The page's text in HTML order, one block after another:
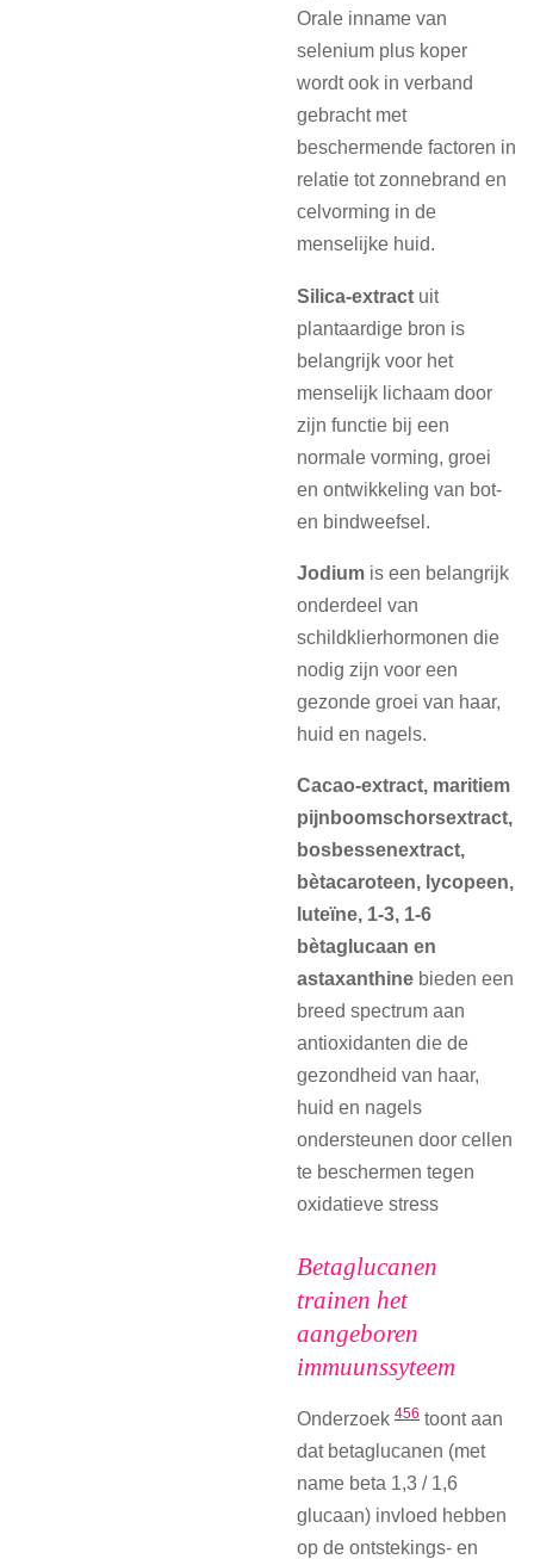
Orale inname van
selenium plus koper
wordt ook in verband
gebracht met
beschermende factoren in
relatie tot zonnebrand en
celvorming in de
menselijke huid.
Silica-extract uit
plantaardige bron is
belangrijk voor het
menselijk lichaam door
zijn functie bij een
normale vorming, groei
en ontwikkeling van bot-
en bindweefsel.
Jodium is een belangrijk
onderdeel van
schildklierhormonen die
nodig zijn voor een
gezonde groei van haar,
huid en nagels.
Cacao-extract, maritiem
pijnboomschorsextract,
bosbessenextract,
bètacaroteen, lycopeen,
luteïne, 1-3, 1-6
bètaglucaan en
astaxanthine bieden een
breed spectrum aan
antioxidanten die de
gezondheid van haar,
huid en nagels
ondersteunen door cellen
te beschermen tegen
oxidatieve stress
Betaglucanen
trainen het
aangeboren
immuunssyteem
Onderzoek 456 toont aan
dat betaglucanen (met
name beta 1,3 / 1,6
glucaan) invloed hebben
op de ontstekings- en